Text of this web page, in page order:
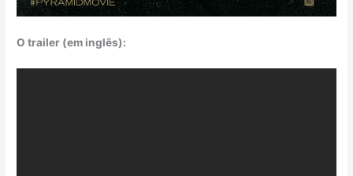
O trailer (em inglês):